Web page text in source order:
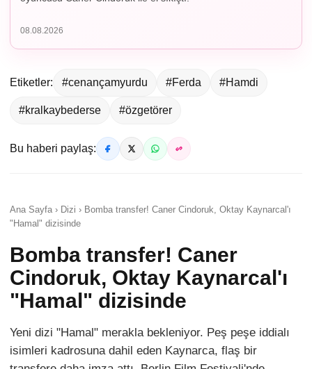
08.08.2026
Etiketler: #cenançamyurdu #Ferda #Hamdi
#kralkaybederse #özgetörer
Bu haberi paylaş:
Ana Sayfa › Dizi › Bomba transfer! Caner Cindoruk, Oktay Kaynarcal'ı
"Hamal" dizisinde
Bomba transfer! Caner
Cindoruk, Oktay Kaynarcal'ı
"Hamal" dizisinde
Yeni dizi "Hamal" merakla bekleniyor. Peş peşe iddialı
isimleri kadrosuna dahil eden Kaynarca, flaş bir